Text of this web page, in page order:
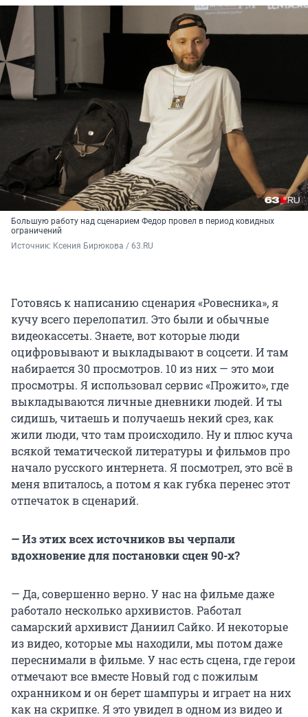
Большую работу над сценарием Федор провел в период ковидных
ограничений
Источник: Ксения Бирюкова / 63.RU
Готовясь к написанию сценария «Ровесника», я
кучу всего перелопатил. Это были и обычные
видеокассеты. Знаете, вот которые люди
оцифровывают и выкладывают в соцсети. И там
набирается 30 просмотров. 10 из них — это мои
просмотры. Я использовал сервис «Прожито», где
выкладываются личные дневники людей. И ты
сидишь, читаешь и получаешь некий срез, как
жили люди, что там происходило. Ну и плюс куча
всякой тематической литературы и фильмов про
начало русского интернета. Я посмотрел, это всё в
меня впиталось, а потом я как губка перенес этот
отпечаток в сценарий.
— Из этих всех источников вы черпали
вдохновение для постановки сцен 90-х?
— Да, совершенно верно. У нас на фильме даже
работало несколько архивистов. Работал
самарский архивист Даниил Сайко. И некоторые
из видео, которые мы находили, мы потом даже
переснимали в фильме. У нас есть сцена, где герои
отмечают все вместе Новый год с пожилым
охранником и он берет шампуры и играет на них
как на скрипке. Я это увидел в одном из видео и